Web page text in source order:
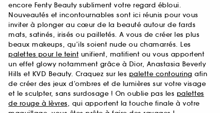
encore Fenty Beauty subliment votre regard ébloui.
Nouveautés et incontournables sont ici réunis pour vous
inviter à plonger au cœur de la beauté autour de fards
mats, satinés, irisés ou pailletés. A vous de créer les plus
beaux makeups, qu’ils soient nude ou chamarrés. Les
palettes pour le teint unifient, matifient ou vous apportent
un effet glowy notamment grâce à Dior, Anastasia Beverly
Hills et KVD Beauty. Craquez sur les palette contouring afin
de créer des jeux d’ombres et de lumières sur votre visage
et le sculpter, sans surdosage ! On oublie pas les palettes
de rouge à lèvres, qui apportent la touche finale à votre